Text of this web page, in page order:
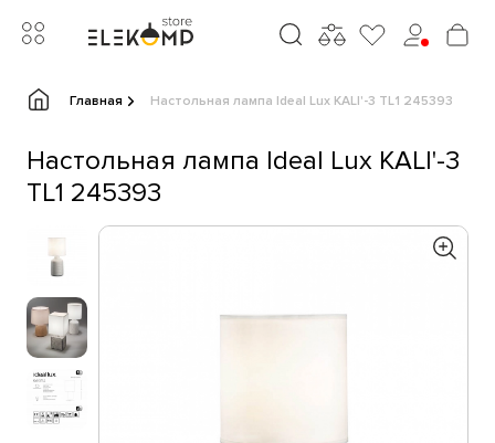
Главная Настольная лампа Ideal Lux KALI'-3 TL1 245393
Настольная лампа Ideal Lux KALI'-3
TL1 245393